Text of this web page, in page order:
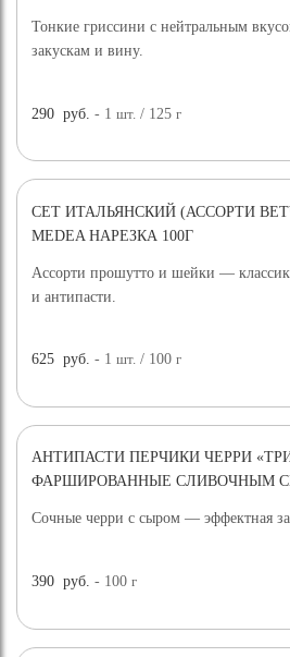
Тонкие гриссини с нейтральным
закускам и вину.
290 руб. - 1шт. / 125г
СЕТ ИТАЛЬЯНСКИЙ (АССОРТИ
MEDEA НАРЕЗКА 100Г
Ассорти прошутто и шейки —
и антипасти.
625 руб. - 1шт. / 100г
АНТИПАСТИ ПЕРЧИКИ ЧЕРРИ
ФАРШИРОВАННЫЕ СЛИВОЧНЫМ
Сочные черри с сыром — эффектная
390 руб. - 100г